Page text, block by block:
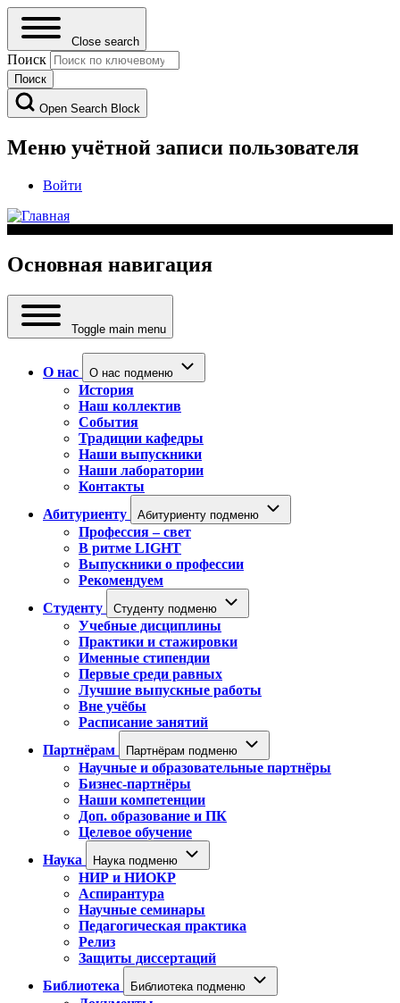
Close search
Поиск
Open Search Block
Меню учётной записи пользователя
Войти
Основная навигация
Toggle main menu
О нас О нас подменю
История
Наш коллектив
События
Традиции кафедры
Наши выпускники
Наши лаборатории
Контакты
Абитуриенту
Абитуриенту подменю
Профессия – свет
В ритме LIGHT
Выпускники о профессии
Рекомендуем
Студенту
Студенту подменю
Учебные дисциплины
Практики и стажировки
Именные стипендии
Первые среди равных
Лучшие выпускные работы
Вне учёбы
Расписание занятий
Партнёрам
Партнёрам подменю
Научные и образовательные партнёры
Бизнес-партнёры
Наши компетенции
Доп. образование и ПК
Целевое обучение
Наука
Наука подменю
НИР и НИОКР
Аспирантура
Научные семинары
Педагогическая практика
Релиз
Защиты диссертаций
Библиотека
Библиотека подменю